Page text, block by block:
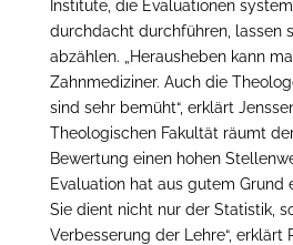
Institute, die Evaluationen
durchdacht durchführen, lassen
abzählen. „Herausheben kann
Zahnmediziner. Auch die
sind sehr bemüht“, erklärt
Theologischen Fakultät räumt
Bewertung einen hohen
Evaluation hat aus gutem Grund
Sie dient nicht nur der Statistik,
Verbesserung der Lehre“, erklärt